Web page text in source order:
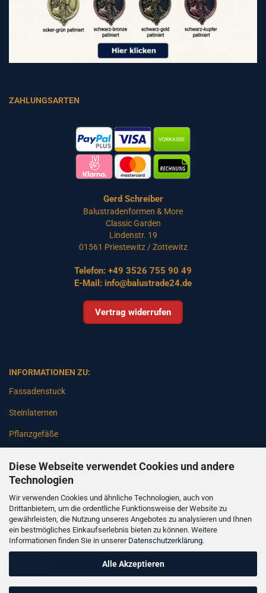
Diese Webseite verwendet Cookies und andere
Technologien
Wir verwenden Cookies und ähnliche Technologien, auch von
Drittanbietern, um die ordentliche Funktionsweise der Website zu
gewährleisten, die Nutzung unseres Angebotes zu analysieren und Ihnen
ein bestmögliches Einkaufserlebnis bieten zu können. Weitere
Informationen finden Sie in unserer Datenschutzerklärung.
Alle Akzeptieren
ZAHLUNGSARTEN
Gerd Schreiber
Balustradenformen & More
Classic Garden
Lindenstr. 19
01561 Priestewitz / Zottewitz
Telefon: +49 3526 755 90 49
E-Mail: info@balustrade24.de
Vertrag widerrufen
INFORMATIONEN ZU:
Fassadenstuck
Steinlaternen
Pflanzgefäße
Gartenbänke
Pfeiler
Gartenbrunnen
Gartenfiguren